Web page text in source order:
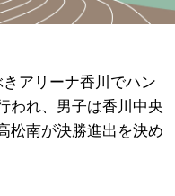
きアリーナ香川でハン
われ、男子は香川中央
松南が決勝進出を決め